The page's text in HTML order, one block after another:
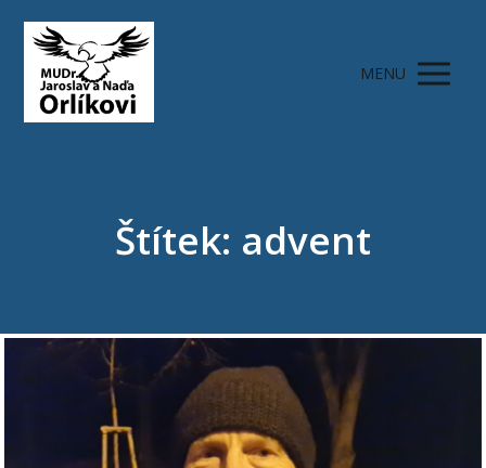
MENU
Štítek: advent